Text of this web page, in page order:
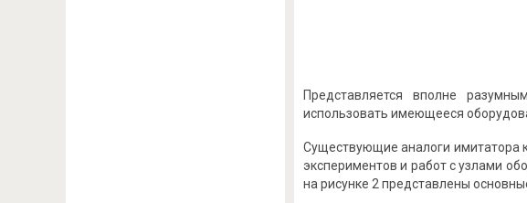
Представляется вполне
использовать имеющееся
Существующие аналоги имитатора
экспериментов и работ с узлами
на рисунке 2 представлены